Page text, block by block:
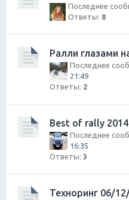
Последнее
Ответы: 8
Ралли глазами
Последнее
21:49
Ответы: 2
Best of rally 2014
Последнее
16:35
Ответы: 3
Техноринг 06/